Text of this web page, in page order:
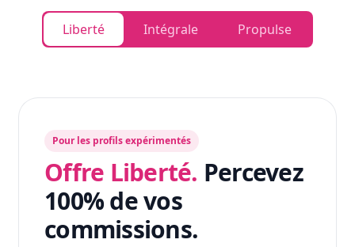
Liberté Intégrale Propulse
Pour les profils expérimentés
Offre Liberté. Percevez
100% de vos
commissions.